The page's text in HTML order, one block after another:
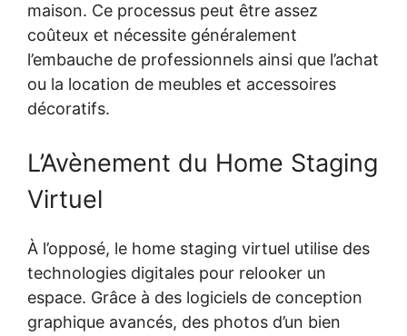
maison. Ce processus peut être assez
coûteux et nécessite généralement
l’embauche de professionnels ainsi que l’achat
ou la location de meubles et accessoires
décoratifs.
L’Avènement du Home Staging
Virtuel
À l’opposé, le home staging virtuel utilise des
technologies digitales pour relooker un
espace. Grâce à des logiciels de conception
graphique avancés, des photos d’un bien